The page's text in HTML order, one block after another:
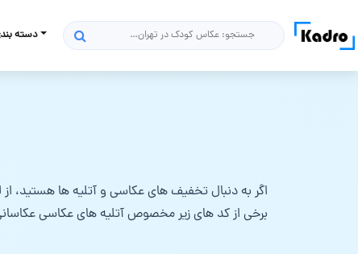
جستجو
دسته
اگر به دنبال تخفیف های عکاسی و آتلیه ها هستید،
برخی از کد های زیر مخصوص آتلیه های عکاسی